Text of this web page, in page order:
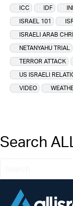
ICC
IDF
ISRAEL 101
ISRAELI ARAB
NETANYAHU TRIAL
TERROR ATTACK
US ISRAELI
VIDEO
Search